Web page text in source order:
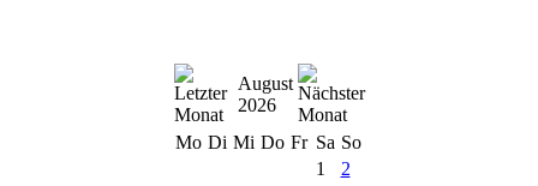
August
2026
Mo Di Mi Do Fr Sa So
1
2